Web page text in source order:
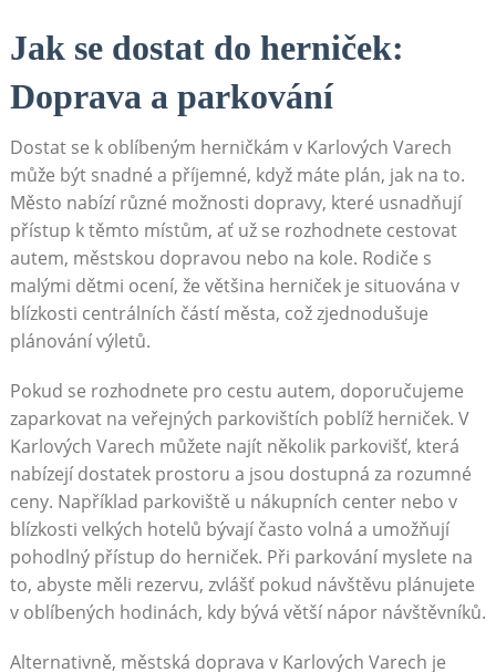
Jak se dostat do herniček:
Doprava a parkování
Dostat se k oblíbeným herničkám v Karlových Varech
může být snadné a příjemné, když máte plán, jak na to.
Město nabízí různé možnosti dopravy, které usnadňují
přístup k těmto místům, ať už se rozhodnete cestovat
autem, městskou dopravou nebo na kole. Rodiče s
malými dětmi ocení, že většina herniček je situována v
blízkosti centrálních částí města, což zjednodušuje
plánování výletů.
Pokud se rozhodnete pro cestu autem, doporučujeme
zaparkovat na veřejných parkovištích poblíž herniček. V
Karlových Varech můžete najít několik parkovišť, která
nabízejí dostatek prostoru a jsou dostupná za rozumné
ceny. Například parkoviště u nákupních center nebo v
blízkosti velkých hotelů bývají často volná a umožňují
pohodlný přístup do herniček. Při parkování myslete na
to, abyste měli rezervu, zvlášť pokud návštěvu plánujete
v oblíbených hodinách, kdy bývá větší nápor návštěvníků.
Alternativně, městská doprava v Karlových Varech je